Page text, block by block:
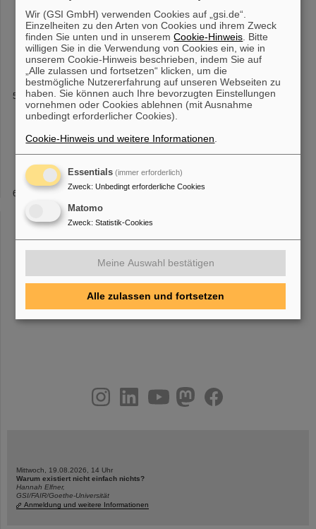
es Memorandum of Understanding über die Konstruktion (sog. C-
MoU) wurde vor Kurzem von ProfessorThomasNilsson,
Wissenschaftlicher Geschäftsführer von FAIR und GSI, und Jörg
Blaurock, Technischer Ges
2012
ThomasStöhlker erhält Gastprofessur der Chinesischen
Wissenschaftsakademie Am 5. Oktober wurde dem Leiter der
Atomphysik, Prof.ThomasStöhlker, die Ernennungsurkunde als
Mitarbeiter
+49-6159-71-1990 Christoph Wetzel Schichtleiter Christoph
Wetzel +49-6159-71-2342Thomas
Jörg Wiessmann Techniker Jörg Wiessmann +49-6159-71-2389
2 3 4 5 6 7 8 9
youtubehelmholtz.socialfacebook
Mittwoch, 19.08.2026, 14 Uhr
Warum existiert nicht einfach nichts?
Hannah Elfner,
GSI/FAIR/Goethe-Universität
Anmeldung und weitere Informationen
Wir (GSI GmbH) verwenden Cookies auf „gsi.de“.
Einzelheiten zu den Arten von Cookies und ihrem Zweck
finden Sie unten und in unseremCookie-Hinweis . Bitte
willigen Sie in die Verwendung von Cookies ein, wie in
unserem Cookie-Hinweis beschrieben, indem Sie auf
„Alle zulassen und fortsetzen“ klicken, um die
bestmögliche Nutzererfahrung auf unseren Webseiten zu
haben. Sie können auch Ihre bevorzugten Einstellungen
vornehmen oder Cookies ablehnen (mit Ausnahme
unbedingt erforderlicher Cookies).
Cookie-Hinweis und weitere Informationen
Essentials (immer erforderlich)
Zweck: Unbedingt erforderliche Cookies
Matomo
Zweck: Statistik-Cookies
Meine Auswahl bestätigen
Alle zulassen und fortsetzen